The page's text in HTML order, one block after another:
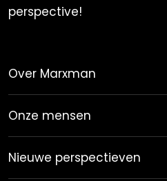
perspective!
Over Marxman
Onze mensen
Nieuwe perspectieven